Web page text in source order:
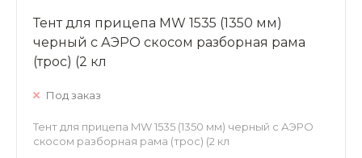
Тент для прицепа MW 1535 (1350 мм)
черный с АЭРО скосом разборная рама
(трос) (2 кл
Под заказ
Тент для прицепа MW 1535 (1350 мм) черный с АЭРО
скосом разборная рама (трос) (2 кл